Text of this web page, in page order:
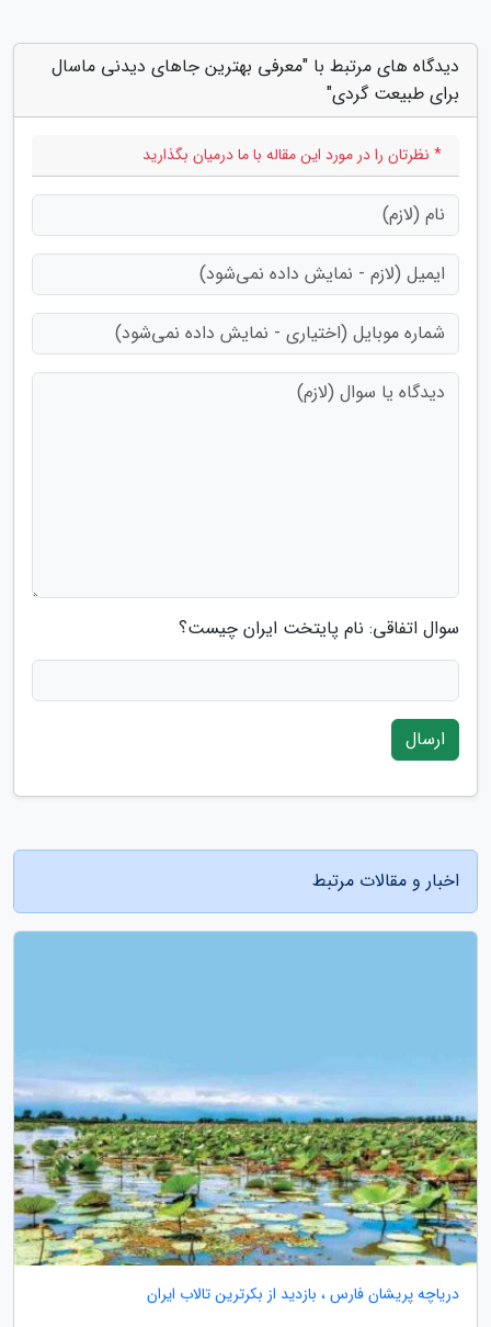
دیدگاه های مرتبط با "معرفی بهترین جاهای دیدنی ماسال
برای طبیعت گردی"
* نظرتان را در مورد این مقاله با ما درمیان بگذارید
سوال اتفاقی: نام پایتخت ایران چیست؟
ارسال
اخبار و مقالات مرتبط
دریاچه پریشان فارس ، بازدید از بکرترین تالاب ایران